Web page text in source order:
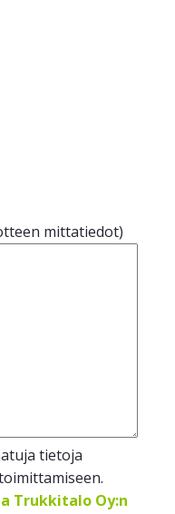
mittatiedot)
tietoja
Trukkitalo Oy:n